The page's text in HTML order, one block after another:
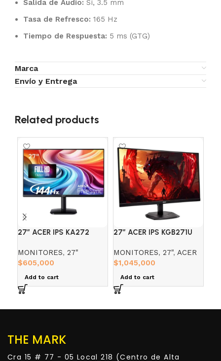
Salida de Audio: Sí, 3.5 mm
Tasa de Refresco: 165 Hz
Tiempo de Respuesta: 5 ms (GTG)
Marca
Envío y Entrega
Related products
27″ ACER IPS KA272
MONITORES, 27"
$605,000
Add to cart
27″ ACER IPS KGB271U
MONITORES, 27", ACER
$1,045,000
Add to cart
THE MARK
Cra 15 # 77 - 05 Local 218 (Centro de Alta